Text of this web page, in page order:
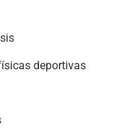
deportivas